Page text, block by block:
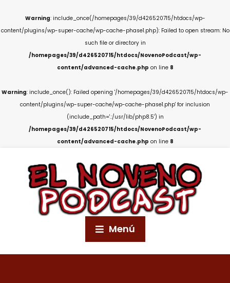
Warning: include_once(/homepages/39/d426520715/htdocs/wp-
content/plugins/wp-super-cache/wp-cache-phase1.php): Failed to open stream: No
such file or directory in
/homepages/39/d426520715/htdocs/NovenoPodcast/wp-
content/advanced-cache.php on line 8
Warning: include_once(): Failed opening '/homepages/39/d426520715/htdocs/wp-
content/plugins/wp-super-cache/wp-cache-phase1.php' for inclusion
(include_path='.:/usr/lib/php8.5') in
/homepages/39/d426520715/htdocs/NovenoPodcast/wp-
content/advanced-cache.php on line 8
Menú